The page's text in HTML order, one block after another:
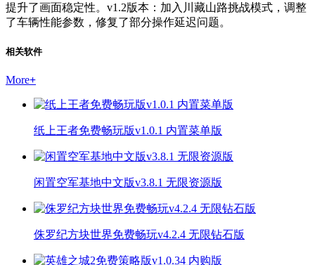
提升了画面稳定性。v1.2版本：加入川藏山路挑战模式，调整
了车辆性能参数，修复了部分操作延迟问题。
相关软件
More+
纸上王者免费畅玩版v1.0.1 内置菜单版
闲置空军基地中文版v3.8.1 无限资源版
侏罗纪方块世界免费畅玩v4.2.4 无限钻石版